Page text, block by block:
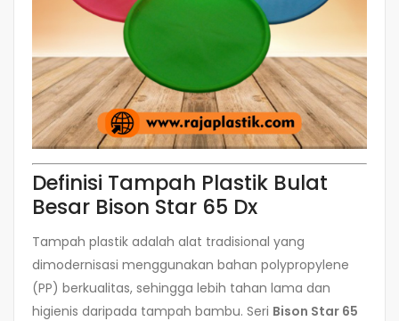
Definisi Tampah Plastik Bulat
Besar Bison Star 65 Dx
Tampah plastik adalah alat tradisional yang
dimodernisasi menggunakan bahan polypropylene
(PP) berkualitas, sehingga lebih tahan lama dan
higienis daripada tampah bambu. Seri Bison Star 65